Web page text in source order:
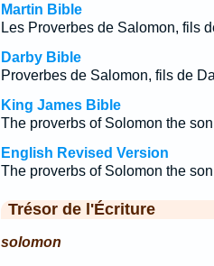
Martin Bible
Les Proverbes de Salomon, fils
Darby Bible
Proverbes de Salomon, fils de
King James Bible
The proverbs of Solomon the
English Revised Version
The proverbs of Solomon the
Trésor de l'Écriture
solomon